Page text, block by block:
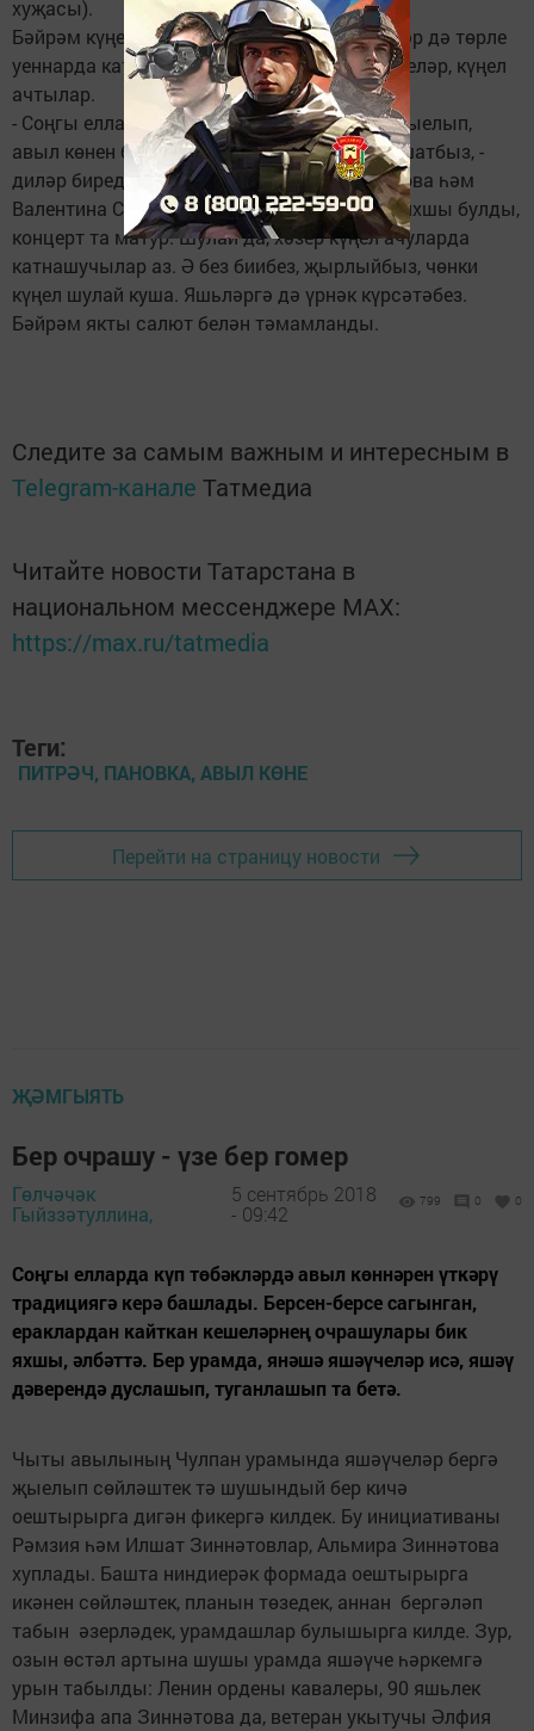
хуҗасы).
Бәйрәм күңелле булды, балалар да, өлкәннәр дә төрле
уеннарда катнаштылар, җырладылар, биеделәр, күңел
ачтылар.
- Соңгы елларда пановкалыларның бергә җыелып,
авыл көнен билгеләп үтүләренә без бик тә шатбыз, -
диләр биредә яшәүчеләр Анастасия Горшкова һәм
Валентина Севрюгина. - Бергә җыелуыбыз яхшы булды,
концерт та матур. Шулай да, хәзер күңел ачуларда
катнашучылар аз. Ә без биибез, җырлыйбыз, чөнки
күңел шулай куша. Яшьләргә дә үрнәк күрсәтәбез.
Бәйрәм якты салют белән тәмамланды.
Следите за самым важным и интересным в
Telegram-канале Татмедиа
Читайте новости Татарстана в
национальном мессенджере MАХ:
https://max.ru/tatmedia
Теги:
ПИТРӘЧ, ПАНОВКА, АВЫЛ КӨНЕ
Перейти на страницу новости
ҖӘМГЫЯТЬ
Бер очрашу - үзе бер гомер
Гөлчәчәк
Гыйззәтуллина,
5 сентябрь 2018
- 09:42
799 0 0
Соңгы елларда күп төбәкләрдә авыл көннәрен үткәрү
традициягә керә башлады. Берсен-берсе сагынган,
ераклардан кайткан кешеләрнең очрашулары бик
яхшы, әлбәттә. Бер урамда, янәшә яшәүчеләр исә, яшәү
дәверендә дуслашып, туганлашып та бетә.
Чыты авылының Чулпан урамында яшәүчеләр бергә
җыелып сөйләштек тә шушындый бер кичә
оештырырга дигән фикергә килдек. Бу инициативаны
Рәмзия һәм Илшат Зиннәтовлар, Альмира Зиннәтова
хуплады. Башта ниндиерәк формада оештырырга
икәнен сөйләштек, планын төзедек, аннан бергәләп
табын әзерләдек, урамдашлар булышырга килде. Зур,
озын өстәл артына шушы урамда яшәүче һәркемгә
урын табылды: Ленин ордены кавалеры, 90 яшьлек
Минзифа апа Зиннәтова да, ветеран укытучы Әлфия